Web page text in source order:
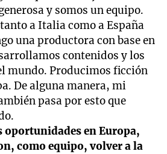
y somos un equipo.
a Italia como a España
una productora con base en
contenidos y los
mundo. Producimos ficción
De alguna manera, mi
pasa por esto que
en Europa,
como equipo, volver a la